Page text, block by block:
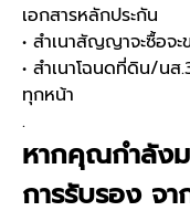
เอกสารหลักประกัน
• สำเนาสัญญาจะซื้อ
• สำเนาโฉนดที่ดิน/น
ทุกหน้า
.
หากคุณกำลัง
การรับรอง จ